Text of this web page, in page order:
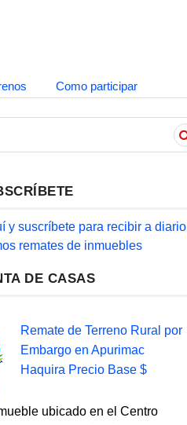
Como participar
y suscríbete para recibir a diario
remates de inmuebles
DE CASAS
Remate de Terreno Rural por
Embargo en Apurimac
Haquira Precio Base $
ubicado en el Centro